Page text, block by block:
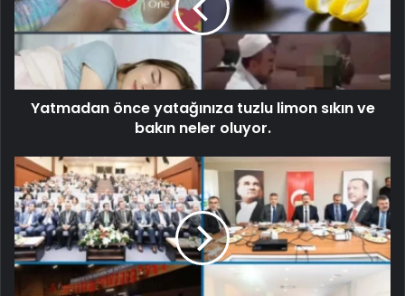
Yatmadan önce yatağınıza tuzlu limon sıkın ve
bakın neler oluyor.